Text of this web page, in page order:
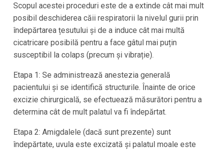
Scopul acestei proceduri este de a extinde cât mai mult
posibil deschiderea căii respiratorii la nivelul gurii prin
îndepărtarea țesutului și de a induce cât mai multă
cicatricare posibilă pentru a face gâtul mai puțin
susceptibil la colaps (precum și vibrație).
Etapa 1: Se administrează anestezia generală
pacientului și se identifică structurile. Înainte de orice
excizie chirurgicală, se efectuează măsurători pentru a
determina cât de mult palatul va fi îndepărtat.
Etapa 2: Amigdalele (dacă sunt prezente) sunt
îndepărtate, uvula este excizată și palatul moale este